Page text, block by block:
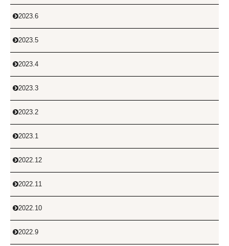
2023.6
2023.5
2023.4
2023.3
2023.2
2023.1
2022.12
2022.11
2022.10
2022.9